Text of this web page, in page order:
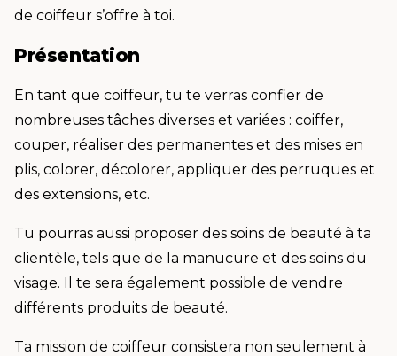
de coiffeur s’offre à toi.
Présentation
En tant que coiffeur, tu te verras confier de
nombreuses tâches diverses et variées : coiffer,
couper, réaliser des permanentes et des mises en
plis, colorer, décolorer, appliquer des perruques et
des extensions, etc.
Tu pourras aussi proposer des soins de beauté à ta
clientèle, tels que de la manucure et des soins du
visage. Il te sera également possible de vendre
différents produits de beauté.
Ta mission de coiffeur consistera non seulement à